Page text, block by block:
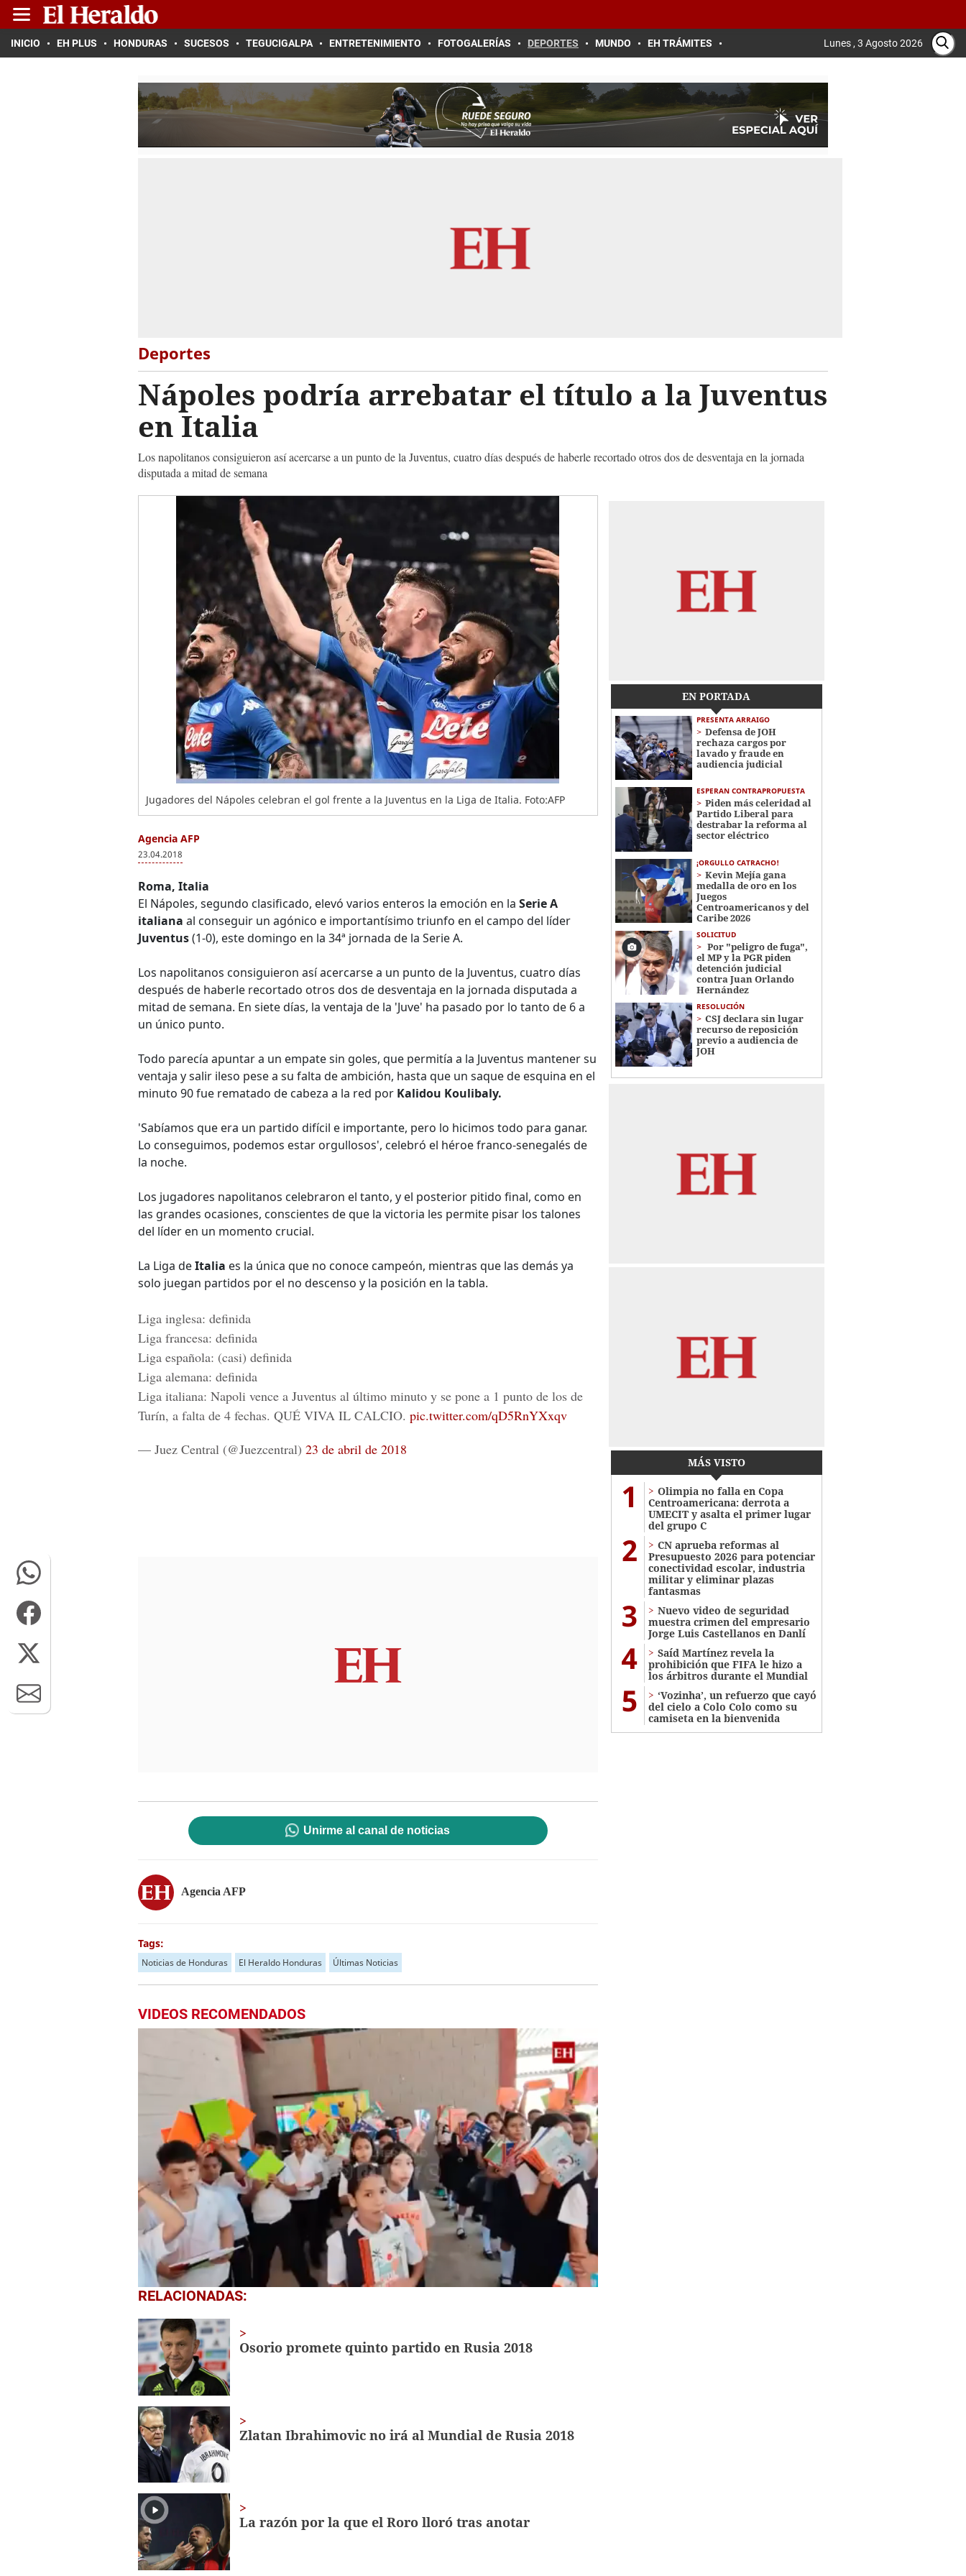
INICIO EH PLUS HONDURAS SUCESOS TEGUCIGALPA ENTRETENIMIENTO FOTOGALERÍAS DEPORTES MUNDO EH TRÁMITES Lunes , 3 Agosto 2026
Deportes
Nápoles podría arrebatar el título a la Juventus
en Italia
Los napolitanos consiguieron así acercarse a un punto de la Juventus, cuatro días después de haberle recortado otros dos de desventaja en la jornada
disputada a mitad de semana
Jugadores del Nápoles celebran el gol frente a la Juventus en la Liga de Italia. Foto:AFP
Agencia AFP
23.04.2018
Roma, Italia
El Nápoles, segundo clasificado, elevó varios enteros la emoción en la Serie A
italiana al conseguir un agónico e importantísimo triunfo en el campo del líder
Juventus(1-0), este domingo en la 34ª jornada de la Serie A.
Los napolitanos consiguieron así acercarse a un punto de la Juventus, cuatro días
después de haberle recortado otros dos de desventaja en la jornada disputada a
mitad de semana. En siete días, la ventaja de la 'Juve' ha pasado por lo tanto de 6 a
un único punto.
Todo parecía apuntar a un empate sin goles, que permitía a la Juventus mantener su
ventaja y salir ileso pese a su falta de ambición, hasta que un saque de esquina en el
minuto 90 fue rematado de cabeza a la red por Kalidou Koulibaly.
'Sabíamos que era un partido difícil e importante, pero lo hicimos todo para ganar.
Lo conseguimos, podemos estar orgullosos', celebró el héroe franco-senegalés de
la noche.
Los jugadores napolitanos celebraron el tanto, y el posterior pitido final, como en
las grandes ocasiones, conscientes de que la victoria les permite pisar los talones
del líder en un momento crucial.
La Liga deItalia es la única que no conoce campeón, mientras que las demás ya
solo juegan partidos por el no descenso y la posición en la tabla.
Liga inglesa: definida
Liga francesa: definida
Liga española: (casi) definida
Liga alemana: definida
Liga italiana: Napoli vence a Juventus al último minuto y se pone a 1 punto de los de
Turín, a falta de 4 fechas. QUÉ VIVA IL CALCIO. pic.twitter.com/qD5RnYXxqv
— Juez Central (@Juezcentral) 23 de abril de 2018
Unirme al canal de noticias
Agencia AFP
Tags:
Noticias de Honduras El Heraldo Honduras Últimas Noticias
VIDEOS RECOMENDADOS
0
seconds
1
minute,
56
secondsVolume
0%
RELACIONADAS:
Osorio promete quinto partido en Rusia 2018
Zlatan Ibrahimovic no irá al Mundial de Rusia 2018
La razón por la que el Roro lloró tras anotar
EN PORTADA
PRESENTA ARRAIGO
Defensa de JOH
rechaza cargos por
lavado y fraude en
audiencia judicial
ESPERAN CONTRAPROPUESTA
Piden más celeridad al
Partido Liberal para
destrabar la reforma al
sector eléctrico
¡ORGULLO CATRACHO!
Kevin Mejía gana
medalla de oro en los
Juegos
Centroamericanos y del
Caribe 2026
SOLICITUD
Por "peligro de fuga",
el MP y la PGR piden
detención judicial
contra Juan Orlando
Hernández
RESOLUCIÓN
CSJ declara sin lugar
recurso de reposición
previo a audiencia de
JOH
MÁS VISTO
1
Olimpia no falla en Copa
Centroamericana: derrota a
UMECIT y asalta el primer lugar
del grupo C
2
CN aprueba reformas al
Presupuesto 2026 para potenciar
conectividad escolar, industria
militar y eliminar plazas
fantasmas
3
Nuevo video de seguridad
muestra crimen del empresario
Jorge Luis Castellanos en Danlí
4
Saíd Martínez revela la
prohibición que FIFA le hizo a
los árbitros durante el Mundial
5
‘Vozinha’, un refuerzo que cayó
del cielo a Colo Colo como su
camiseta en la bienvenida